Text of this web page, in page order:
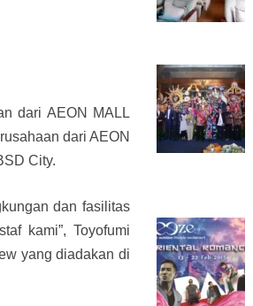
dari AEON MALL
dari AEON
City.
dan fasilitas
kami”, Toyofumi
yang diadakan di